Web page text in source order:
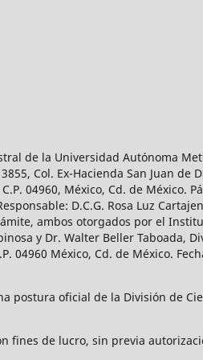
de la Universidad Autónoma
Col. Ex-Hacienda San Juan de
04960, México, Cd. de México.
D.C.G. Rosa Luz
ambos otorgados por el
y Dr. Walter Beller Taboada,
04960 México, Cd. de México.
postura oficial de la División de
fines de lucro, sin previa